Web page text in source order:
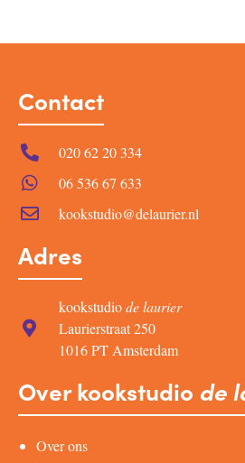
Contact
020 62 20 334
06 536 67 633
kookstudio@delaurier.nl
Adres
kookstudiode laurier
Laurierstraat 250
1016 PT Amsterdam
Over kookstudio de
Over ons